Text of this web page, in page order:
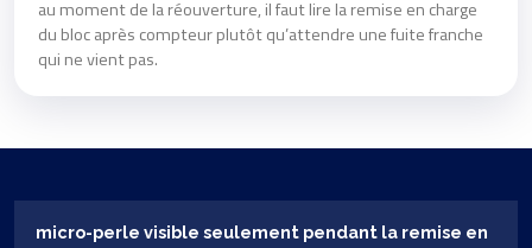
au moment de la réouverture, il faut lire la remise en charge
du bloc après compteur plutôt qu’attendre une fuite franche
qui ne vient pas.
micro-perle visible seulement pendant la remise en